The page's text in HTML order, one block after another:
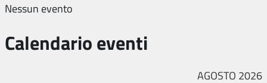
Nessun evento
Calendario eventi
AGOSTO 2026